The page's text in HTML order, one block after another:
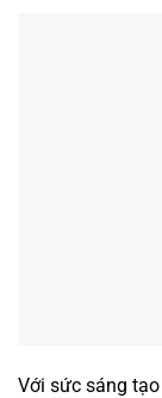
Với sức sáng